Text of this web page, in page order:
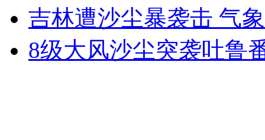
无痛分娩是否安全 医生回应
外交部：反对强权政治霸凌主义
吉林遭沙尘暴袭击 气
8级大风沙尘突袭吐鲁